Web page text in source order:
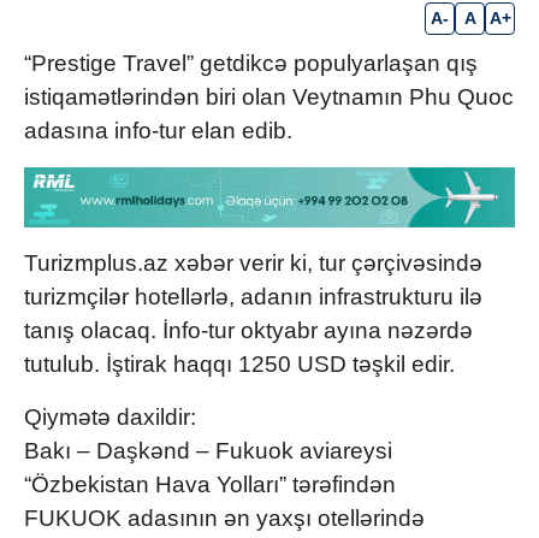
A- A A+
“Prestige Travel” getdikcə populyarlaşan qış
istiqamətlərindən biri olan Veytnamın Phu Quoc
adasına info-tur elan edib.
Turizmplus.az xəbər verir ki, tur çərçivəsində
turizmçilər hotellərlə, adanın infrastrukturu ilə
tanış olacaq. İnfo-tur oktyabr ayına nəzərdə
tutulub. İştirak haqqı 1250 USD təşkil edir.
Qiymətə daxildir:
Bakı – Daşkənd – Fukuok aviareysi
“Özbekistan Hava Yolları” tərəfindən
FUKUOK adasının ən yaxşı otellərində